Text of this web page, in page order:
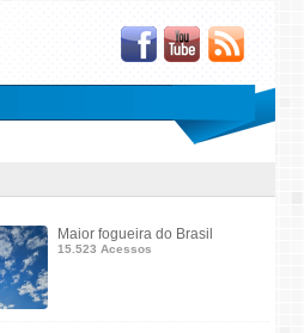
Maior fogueira do Brasil
15.523 Acessos